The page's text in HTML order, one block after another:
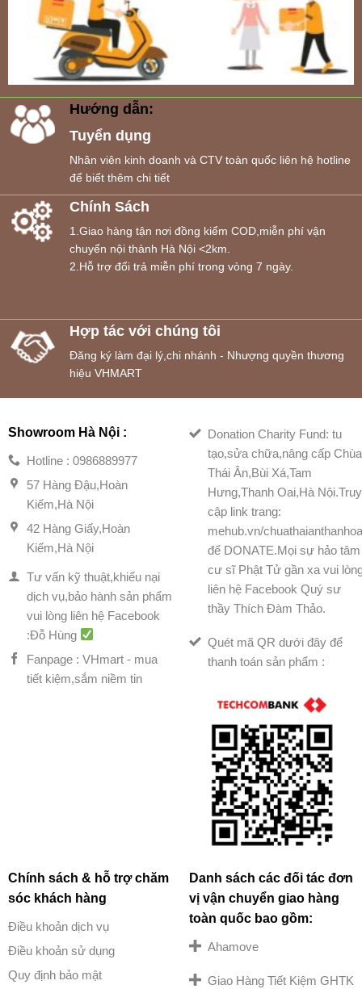
Hướng dẫn:
Tuyển dụng
Nhân viên kinh doanh và CTV toàn quốc liên hệ hotline
để biết thêm chi tiết
Chính Sách
1.Giao hàng tận nơi đồng kiểm COD,miễn phí vận
chuyển nội thành Hà Nội <2km.
2.Hỗ trợ đổi trả miễn phí trong vòng 7 ngày.
Hợp tác với chúng tôi
Đăng ký làm đại lý,chi nhánh - Nhượng quyền thương
hiệu VHMART
Showroom Hà Nội :
Hotline : 0986889977
57 Hàng Đậu,Hoàn
Kiếm,Hà Nội
42 Hàng Giấy,Hoàn
Kiếm,Hà Nội
Tư vấn kỹ thuật,khiếu nại
dịch vụ,bảo hành sản phẩm
vui lòng liên hệ Facebook
:Đỗ Hùng
Fanpage : VHmart - mua
tiết kiệm,sắm niềm tin
Donation Charity Fund: tu
tạo,sửa chữa,nâng cấp Chùa
Thái Ân,Bùi Xá,Tam
Hưng,Thanh Oai,Hà Nội.Truy
cập link trang:
mehub.vn/
để DONATE.Mọi sự hảo tâm
cư sĩ Phật Tử gần xa vui
liên hệ Facebook Quý sư
thầy Thích Đàm Thảo.
Quét mã QR dưới đây để
thanh toán sản phẩm :
Chính sách & hỗ trợ chăm
sóc khách hàng
Điều khoản dịch vụ
Điều khoản sử dụng
Quy định bảo mật
Danh sách các đối tác đơn
vị vận chuyển giao hàng
toàn quốc bao gồm:
Ahamove
Giao Hàng Tiết Kiệm GHTK